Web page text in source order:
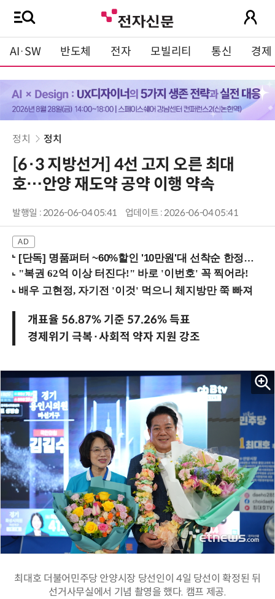
AI·SW 반도체 전자 모빌리티 통신 경제
정치 정치
[6·3 지방선거] 4선 고지 오른 최대
호…안양 재도약 공약 이행 약속
발행일 : 2026-06-04 05:41 업데이트 : 2026-06-04 05:41
[단독] 명품퍼터 ~60%할인 '10만원'대 선착순 한정판매!
개표율 56.87% 기준 57.26% 득표
경제위기 극복·사회적 약자 지원 강조
최대호 더불어민주당 안양시장 당선인이 4일 당선이 확정된 뒤
선거사무실에서 기념 촬영을 했다. 캠프 제공.